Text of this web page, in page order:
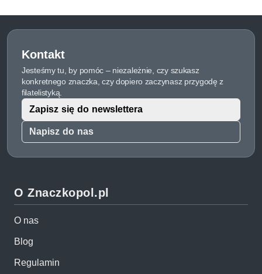
Kontakt
Jesteśmy tu, by pomóc – niezależnie, czy szukasz
konkretnego znaczka, czy dopiero zaczynasz przygodę z
filatelistyką.
Napisz do nas
Zapisz się do newslettera
O Znaczkopol.pl
O nas
Blog
Regulamin